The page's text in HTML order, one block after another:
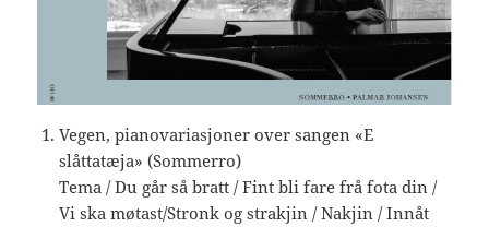
Vegen, pianovariasjoner over sangen «E
slåttatæja» (Sommerro)
Tema / Du går så bratt / Fint bli fare frå fota din /
Vi ska møtast/Stronk og strakjin / Nakjin / Innåt